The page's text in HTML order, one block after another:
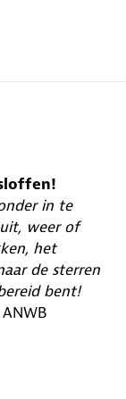
in te
weer of
het
de sterren
bent!
hele